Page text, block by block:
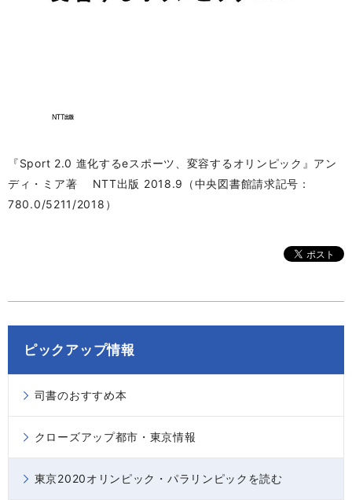
『Sport 2.0 進化するeスポーツ、変容するオリンピック』アン
ディ・ ミア著 NTT出版 2018.9（中央図書館請求記号：
780.0/5211/2018）
ピックアップ情報
司書のおすすめ本
クローズアップ都市・東京情報
東京2020オリンピック・パラリンピックを読む